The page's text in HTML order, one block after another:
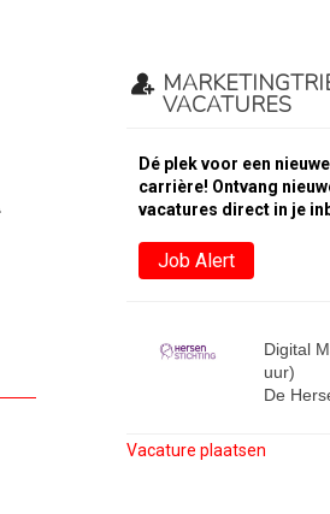
VACATURES
Dé plek voor een
carrière! Ontvang
vacatures direct in je
Job Alert
Digital
uur)
De
Vacature plaatsen